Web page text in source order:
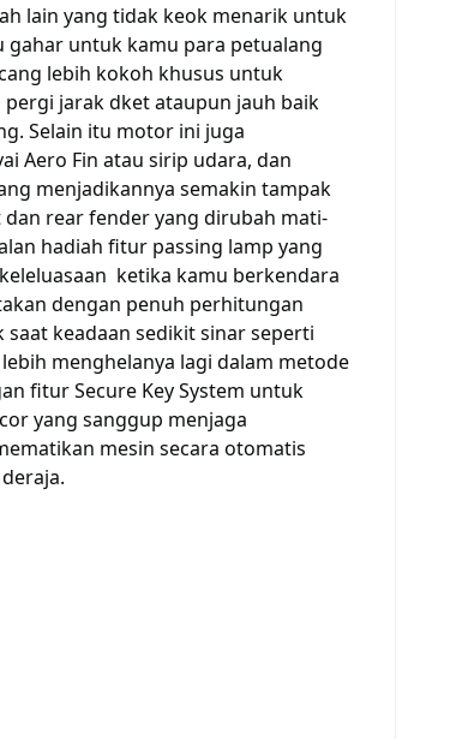
lain yang tidak keok menarik untuk
untuk kamu para petualang
lebih kokoh khusus untuk
jarak dket ataupun jauh baik
Selain itu motor ini juga
Aero Fin atau sirip udara, dan
menjadikannya semakin tampak
rear fender yang dirubah mati-
hadiah fitur passing lamp yang
ketika kamu berkendara
dengan penuh perhitungan
keadaan sedikit sinar seperti
menghelanya lagi dalam metode
fitur Secure Key System untuk
yang sanggup menjaga
mesin secara otomatis